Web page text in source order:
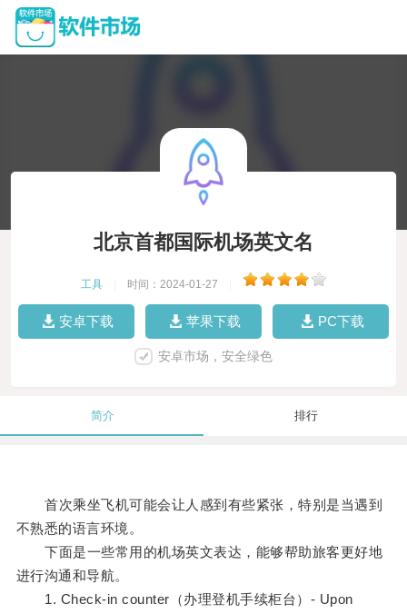
北京首都国际机场英文名
工具 时间：2024-01-27
安卓下载 苹果下载 PC下载
安卓市场，安全绿色
简介 排行
首次乘坐飞机可能会让人感到有些紧张，特别是当遇到
不熟悉的语言环境。
下面是一些常用的机场英文表达，能够帮助旅客更好地
进行沟通和导航。
1. Check-in counter（办理登机手续柜台）- Upon